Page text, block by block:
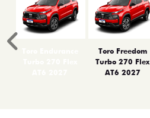
Toro Freedom
Turbo 270 Flex
AT6 2027
Anterior